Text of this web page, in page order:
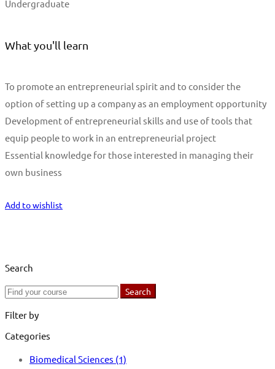
Undergraduate
What you'll learn
To promote an entrepreneurial spirit and to consider the
option of setting up a company as an employment opportunity
Development of entrepreneurial skills and use of tools that
equip people to work in an entrepreneurial project
Essential knowledge for those interested in managing their
own business
Add to wishlist
Search
Search
Search
Filter by
Categories
Biomedical Sciences (1)